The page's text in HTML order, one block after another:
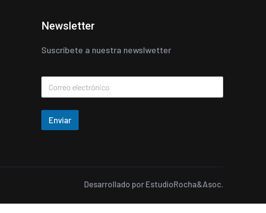
Newsletter
Suscríbete a nuestra newslwetter
Enviar
Desarrollado por EstudioRocha&Asoc.